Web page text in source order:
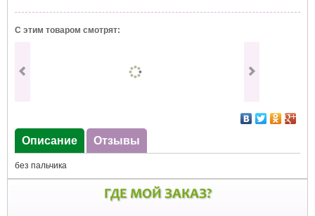
С этим товаром смотрят:
Описание Отзывы
без пальчика
ГДЕ МОЙ ЗАКАЗ?